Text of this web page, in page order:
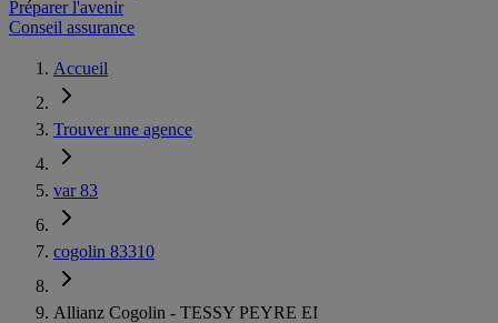
Préparer l'avenir
Conseil assurance
Accueil
Trouver une agence
var 83
cogolin 83310
Allianz Cogolin - TESSY PEYRE EI